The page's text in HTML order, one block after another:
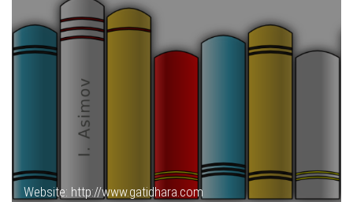
Website: http://www.gatidhara.com